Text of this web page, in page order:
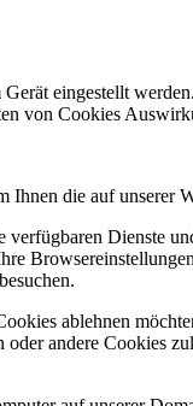
eingestellt
von Cookies
die auf unserer
verfügbaren Dienste
ablehnen
andere Cookies